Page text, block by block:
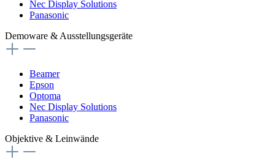
Nec Display Solutions
Panasonic
Demoware & Ausstellungsgeräte
Beamer
Epson
Optoma
Nec Display Solutions
Panasonic
Objektive & Leinwände